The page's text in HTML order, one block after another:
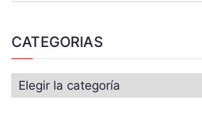
CATEGORIAS